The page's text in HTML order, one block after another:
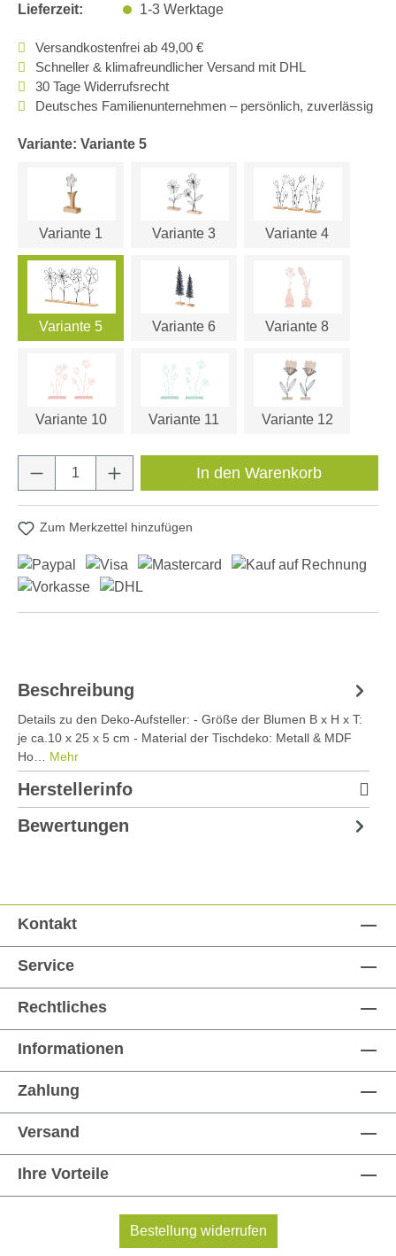
Lieferzeit:
1-3 Werktage
Versandkostenfrei ab 49,00 €
Schneller & klimafreundlicher Versand mit DHL
30 Tage Widerrufsrecht
Deutsches Familienunternehmen – persönlich, zuverlässig
Variante: Variante 5
Variante 1 Variante 3 Variante 4
Variante 5 Variante 6 Variante 8
Variante 10 Variante 11 Variante 12
Produkt Anzahl: Gib den gewünschten
In den Warenkorb
Zum Merkzettel hinzufügen
Beschreibung
Details zu den Deko-Aufsteller: - Größe der Blumen B x H x T:
je ca.10 x 25 x 5 cm - Material der Tischdeko: Metall & MDF
Ho… Mehr
Herstellerinfo
Bewertungen
Kontakt
Service
Rechtliches
Informationen
Zahlung
Versand
Ihre Vorteile
Bestellung widerrufen